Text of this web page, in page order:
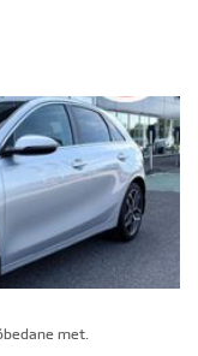
met.